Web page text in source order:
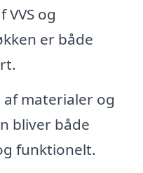
og
er både
af materialer og
bliver både
funktionelt.